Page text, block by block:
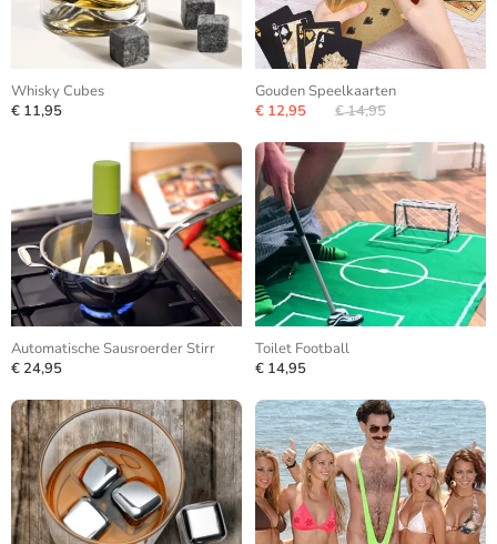
Whisky Cubes
€ 11,95
Gouden Speelkaarten
€ 12,95
€ 14,95
Automatische Sausroerder Stirr
€ 24,95
Toilet Football
€ 14,95